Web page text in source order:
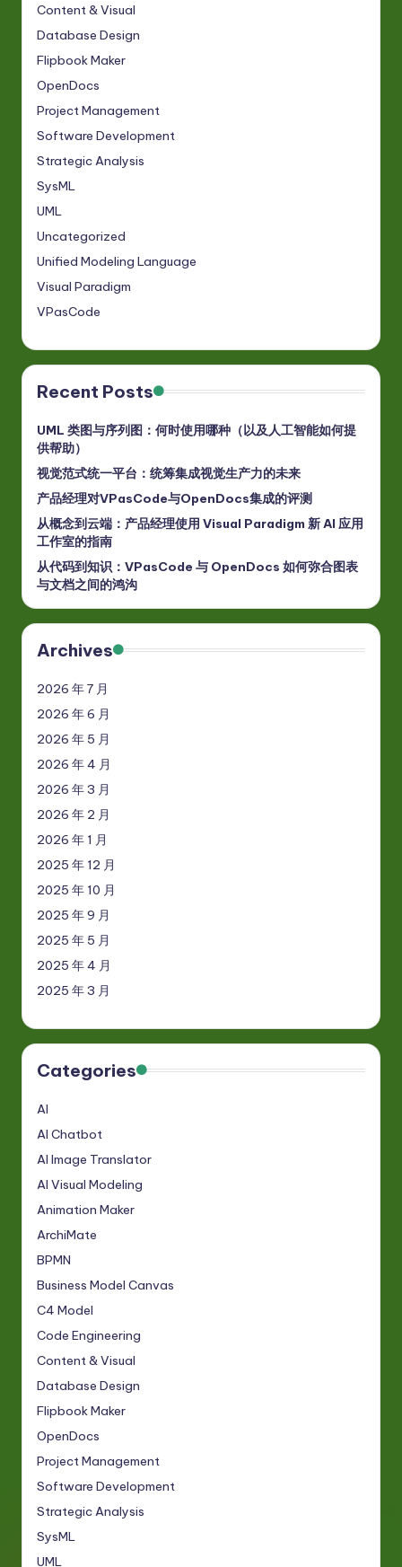
Content & Visual
Database Design
Flipbook Maker
OpenDocs
Project Management
Software Development
Strategic Analysis
SysML
UML
Uncategorized
Unified Modeling Language
Visual Paradigm
VPasCode
Recent Posts
UML 类图与序列图：何时使用哪种（以及人工智能如何提
供帮助）
视觉范式统一平台：统筹集成视觉生产力的未来
产品经理对VPasCode与OpenDocs集成的评测
从概念到云端：产品经理使用 Visual Paradigm 新 AI 应用
工作室的指南
从代码到知识：VPasCode 与 OpenDocs 如何弥合图表
与文档之间的鸿沟
Archives
2026 年 7 月
2026 年 6 月
2026 年 5 月
2026 年 4 月
2026 年 3 月
2026 年 2 月
2026 年 1 月
2025 年 12 月
2025 年 10 月
2025 年 9 月
2025 年 5 月
2025 年 4 月
2025 年 3 月
Categories
AI
AI Chatbot
AI Image Translator
AI Visual Modeling
Animation Maker
ArchiMate
BPMN
Business Model Canvas
C4 Model
Code Engineering
Content & Visual
Database Design
Flipbook Maker
OpenDocs
Project Management
Software Development
Strategic Analysis
SysML
UML